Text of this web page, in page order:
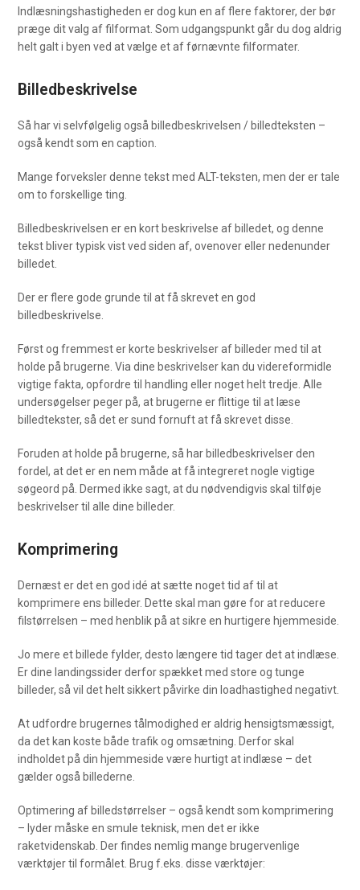
Indlæsningshastigheden er dog kun en af flere faktorer, der bør
præge dit valg af filformat. Som udgangspunkt går du dog aldrig
helt galt i byen ved at vælge et af førnævnte filformater.
Billedbeskrivelse
Så har vi selvfølgelig også billedbeskrivelsen / billedteksten –
også kendt som en caption.
Mange forveksler denne tekst med ALT-teksten, men der er tale
om to forskellige ting.
Billedbeskrivelsen er en kort beskrivelse af billedet, og denne
tekst bliver typisk vist ved siden af, ovenover eller nedenunder
billedet.
Der er flere gode grunde til at få skrevet en god
billedbeskrivelse.
Først og fremmest er korte beskrivelser af billeder med til at
holde på brugerne. Via dine beskrivelser kan du videreformidle
vigtige fakta, opfordre til handling eller noget helt tredje. Alle
undersøgelser peger på, at brugerne er flittige til at læse
billedtekster, så det er sund fornuft at få skrevet disse.
Foruden at holde på brugerne, så har billedbeskrivelser den
fordel, at det er en nem måde at få integreret nogle vigtige
søgeord på. Dermed ikke sagt, at du nødvendigvis skal tilføje
beskrivelser til alle dine billeder.
Komprimering
Dernæst er det en god idé at sætte noget tid af til at
komprimere ens billeder. Dette skal man gøre for at reducere
filstørrelsen – med henblik på at sikre en hurtigere hjemmeside.
Jo mere et billede fylder, desto længere tid tager det at indlæse.
Er dine landingssider derfor spækket med store og tunge
billeder, så vil det helt sikkert påvirke din loadhastighed negativt.
At udfordre brugernes tålmodighed er aldrig hensigtsmæssigt,
da det kan koste både trafik og omsætning. Derfor skal
indholdet på din hjemmeside være hurtigt at indlæse – det
gælder også billederne.
Optimering af billedstørrelser – også kendt som komprimering
– lyder måske en smule teknisk, men det er ikke
raketvidenskab. Der findes nemlig mange brugervenlige
værktøjer til formålet. Brug f.eks. disse værktøjer: